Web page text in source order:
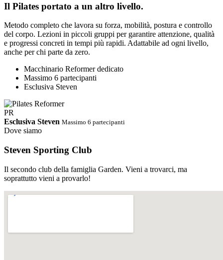
Il Pilates portato a un altro livello.
Metodo completo che lavora su forza, mobilità, postura e controllo
del corpo. Lezioni in piccoli gruppi per garantire attenzione, qualità
e progressi concreti in tempi più rapidi. Adattabile ad ogni livello,
anche per chi parte da zero.
Macchinario Reformer dedicato
Massimo 6 partecipanti
Esclusiva Steven
PR
Esclusiva Steven Massimo 6 partecipanti
Dove siamo
Steven Sporting Club
Il secondo club della famiglia Garden. Vieni a trovarci, ma
soprattutto vieni a provarlo!
PDF
Abbonamento STEVEN